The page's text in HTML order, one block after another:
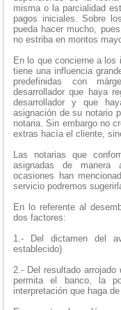
misma o la parcialidad
pagos iniciales. Sobre
pueda hacer mucho,
no estriba en montos
En lo que concierne a los
tiene una influencia
predefinidas con
desarrollador que haya
desarrollador y que
asignación de su notario
notaria. Sin embargo no
extras hacía el cliente,
Las notarias que
asignadas de manera
ocasiones han
servicio podremos
En lo referente al
dos factores:
1.- Del dictamen del
establecido)
2.- Del resultado
permita el banco, la
interpretación que haga